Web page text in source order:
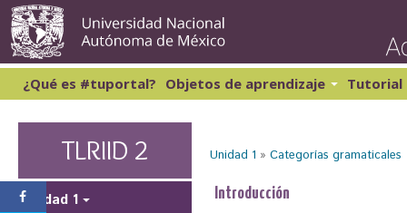
¿Qué es #tuportal? Objetos de aprendizaje
Lectura y Redacción 3
Lectura y Redacción 4
Inglés 1
Matemáticas 2
Tutorial
e
Unidad 1 »Categorías gramaticales
Introducción
TLRIID 2
Unidad 1